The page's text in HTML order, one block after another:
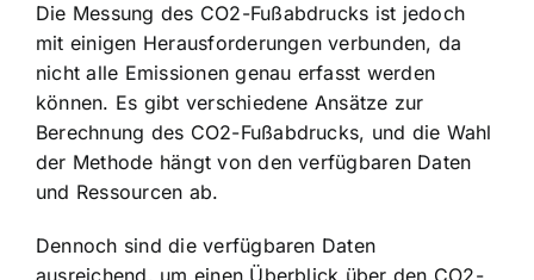
Die Messung des CO2-Fußabdrucks ist jedoch
mit einigen Herausforderungen verbunden, da
nicht alle Emissionen genau erfasst werden
können. Es gibt verschiedene Ansätze zur
Berechnung des CO2-Fußabdrucks, und die Wahl
der Methode hängt von den verfügbaren Daten
und Ressourcen ab.
Dennoch sind die verfügbaren Daten
ausreichend, um einen Überblick über den CO2-